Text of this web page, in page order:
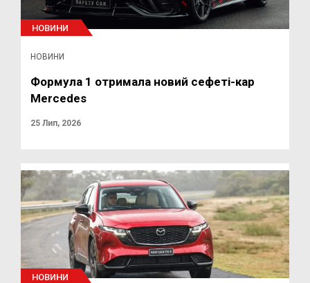
НОВИНИ
НОВИНИ
Формула 1 отримала новий сефеті-кар
Mercedes
25 Лип, 2026
НОВИНИ